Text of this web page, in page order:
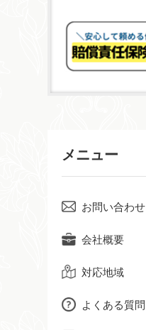
メニュー
お問い合わせ
会社概要
対応地域
よくある質問